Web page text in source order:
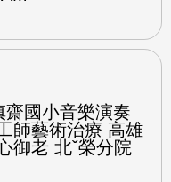
齋國小音樂演奏
師藝術治療 高雄
御老 北ˇ榮分院